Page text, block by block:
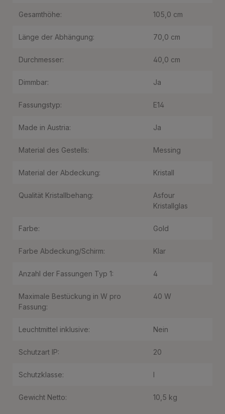
Gesamthöhe: 105,0 cm
Länge der Abhängung: 70,0 cm
Durchmesser: 40,0 cm
Dimmbar: Ja
Fassungstyp: E14
Made in Austria: Ja
Material des Gestells: Messing
Material der Abdeckung: Kristall
Qualität Kristallbehang:
Asfour
Kristallglas
Farbe: Gold
Farbe Abdeckung/Schirm: Klar
Anzahl der Fassungen Typ 1: 4
Maximale Bestückung in W pro
Fassung:
40 W
Leuchtmittel inklusive: Nein
Schutzart IP: 20
Schutzklasse: I
Gewicht Netto: 10,5 kg